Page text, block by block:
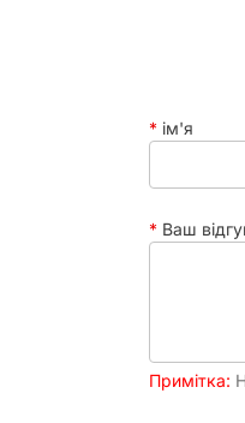
3 леви, 3 жирафи, 3
раунду, 1 Скеля епох, 1
карт спеціалістів
45 - 120 хвилин
Hani Chang, Sophia Kang
ім'я
Ваш
Примітка: